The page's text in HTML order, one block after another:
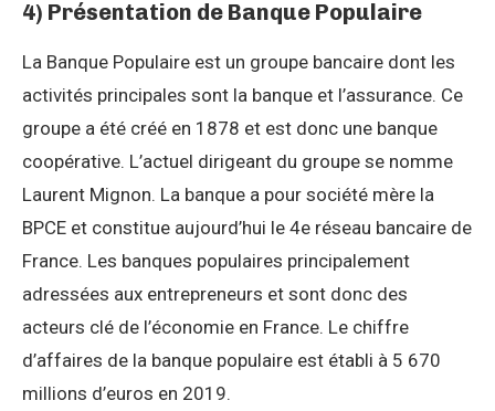
4) Présentation de Banque Populaire
La Banque Populaire est un groupe bancaire dont les
activités principales sont la banque et l’assurance. Ce
groupe a été créé en 1878 et est donc une banque
coopérative. L’actuel dirigeant du groupe se nomme
Laurent Mignon. La banque a pour société mère la
BPCE et constitue aujourd’hui le 4e réseau bancaire de
France. Les banques populaires principalement
adressées aux entrepreneurs et sont donc des
acteurs clé de l’économie en France. Le chiffre
d’affaires de la banque populaire est établi à 5 670
millions d’euros en 2019.